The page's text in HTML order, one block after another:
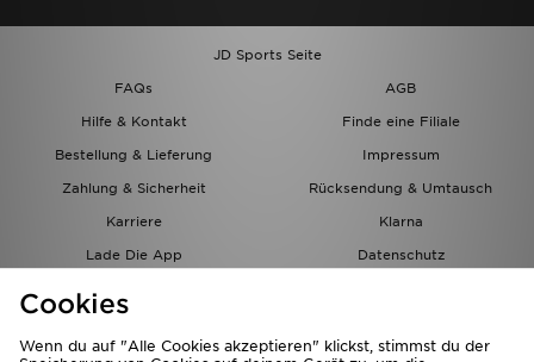
JD Sports Seite
FAQs
AGB
Hilfe & Kontakt
Finde eine Filiale
Bestellung & Lieferung
Impressum
Zahlung & Sicherheit
Rücksendung & Umtausch
Karriere
Klarna
Lade Die App
Datenschutz
Cookies
Wenn du auf "Alle Cookies akzeptieren" klickst, stimmst du der